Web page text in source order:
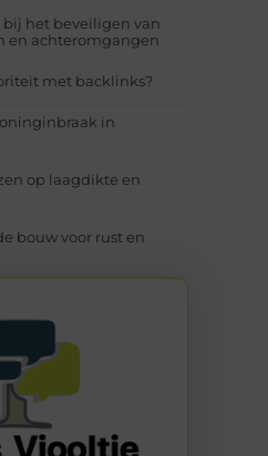
het beveiligen van
en achteromgangen
met backlinks?
in
op laagdikte en
bouw voor rust en